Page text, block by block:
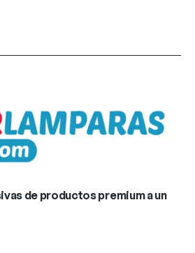
de productos premium a un